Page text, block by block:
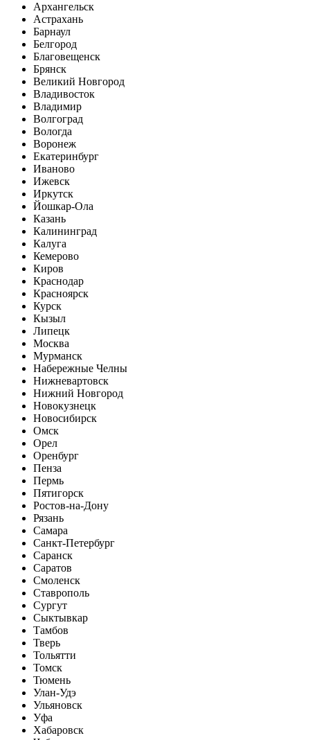
Архангельск
Астрахань
Барнаул
Белгород
Благовещенск
Брянск
Великий Новгород
Владивосток
Владимир
Волгоград
Вологда
Воронеж
Екатеринбург
Иваново
Ижевск
Иркутск
Йошкар-Ола
Казань
Калининград
Калуга
Кемерово
Киров
Краснодар
Красноярск
Курск
Кызыл
Липецк
Москва
Мурманск
Набережные Челны
Нижневартовск
Нижний Новгород
Новокузнецк
Новосибирск
Омск
Орел
Оренбург
Пенза
Пермь
Пятигорск
Ростов-на-Дону
Рязань
Самара
Санкт-Петербург
Саранск
Саратов
Смоленск
Ставрополь
Сургут
Сыктывкар
Тамбов
Тверь
Тольятти
Томск
Тюмень
Улан-Удэ
Ульяновск
Уфа
Хабаровск